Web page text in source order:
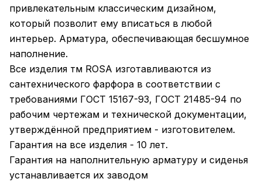
привлекательным классическим дизайном,
который позволит ему вписаться в любой
интерьер. Арматура, обеспечивающая бесшумное
наполнение.
Все изделия тм ROSA изготавливаются из
сантехнического фарфора в соответствии с
требованиями ГОСТ 15167-93, ГОСТ 21485-94 по
рабочим чертежам и технической документации,
утверждённой предприятием - изготовителем.
Гарантия на все изделия - 10 лет.
Гарантия на наполнительную арматуру и сиденья
устанавливается их заводом